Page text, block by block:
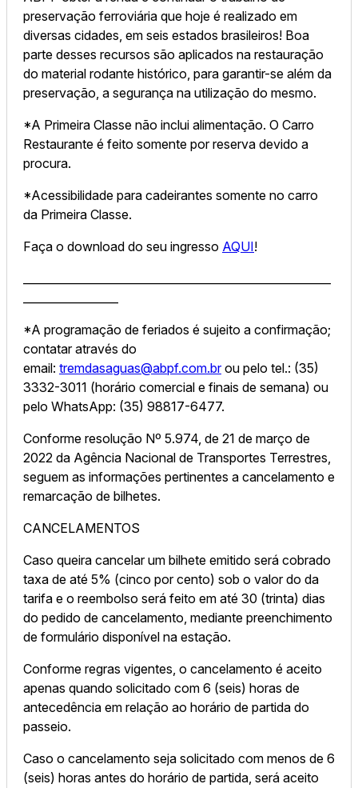
preservação ferroviária que hoje é realizado em
diversas cidades, em seis estados brasileiros! Boa
parte desses recursos são aplicados na restauração
do material rodante histórico, para garantir-se além da
preservação, a segurança na utilização do mesmo.
*A Primeira Classe não inclui alimentação. O Carro
Restaurante é feito somente por reserva devido a
procura.
*Acessibilidade para cadeirantes somente no carro
da Primeira Classe.
Faça o download do seu ingresso AQUI!
*A programação de feriados é sujeito a confirmação;
contatar através do
email: tremdasaguas@abpf.com.brou pelo tel.: (35)
3332-3011 (horário comercial e finais de semana) ou
pelo WhatsApp: (35) 98817-6477.
Conforme resolução Nº 5.974, de 21 de março de
2022 da Agência Nacional de Transportes Terrestres,
seguem as informações pertinentes a cancelamento e
remarcação de bilhetes.
CANCELAMENTOS
Caso queira cancelar um bilhete emitido será cobrado
taxa de até 5% (cinco por cento) sob o valor do da
tarifa e o reembolso será feito em até 30 (trinta) dias
do pedido de cancelamento, mediante preenchimento
de formulário disponível na estação.
Conforme regras vigentes, o cancelamento é aceito
apenas quando solicitado com 6 (seis) horas de
antecedência em relação ao horário de partida do
passeio.
Caso o cancelamento seja solicitado com menos de 6
(seis) horas antes do horário de partida, será aceito